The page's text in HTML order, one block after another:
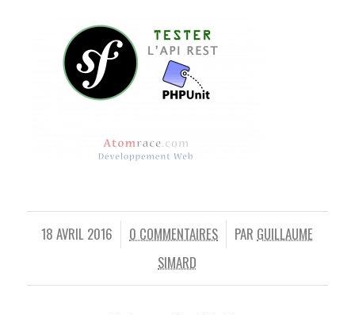
18 AVRIL 2016
/ 0 COMMENTAIRES
/ PAR GUILLAUME
SIMARD